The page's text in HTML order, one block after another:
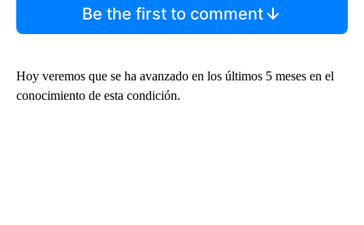
Be the first to comment
Hoy veremos que se ha avanzado en los últimos 5 meses en el
conocimiento de esta condición.